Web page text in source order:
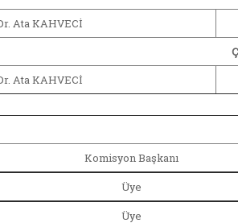
Ata KAHVECİ
Ata KAHVECİ
Komisyon Başkanı
Üye
Üye